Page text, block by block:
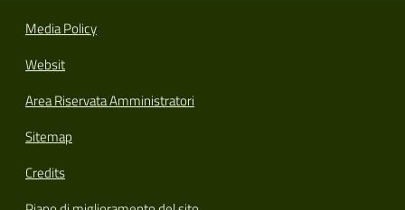
Media Policy
Websit
Area Riservata Amministratori
Sitemap
Credits